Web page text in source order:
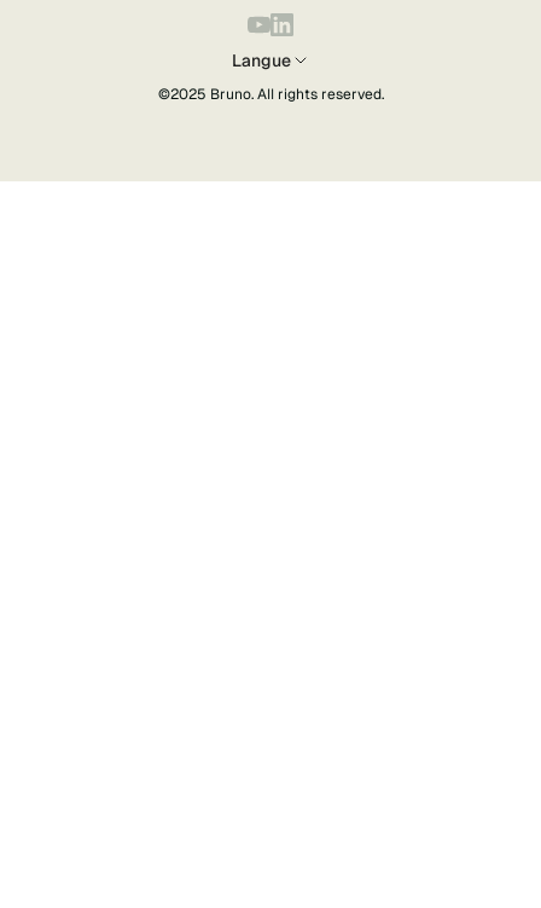
©2025 Bruno. All rights reserved.
Langue